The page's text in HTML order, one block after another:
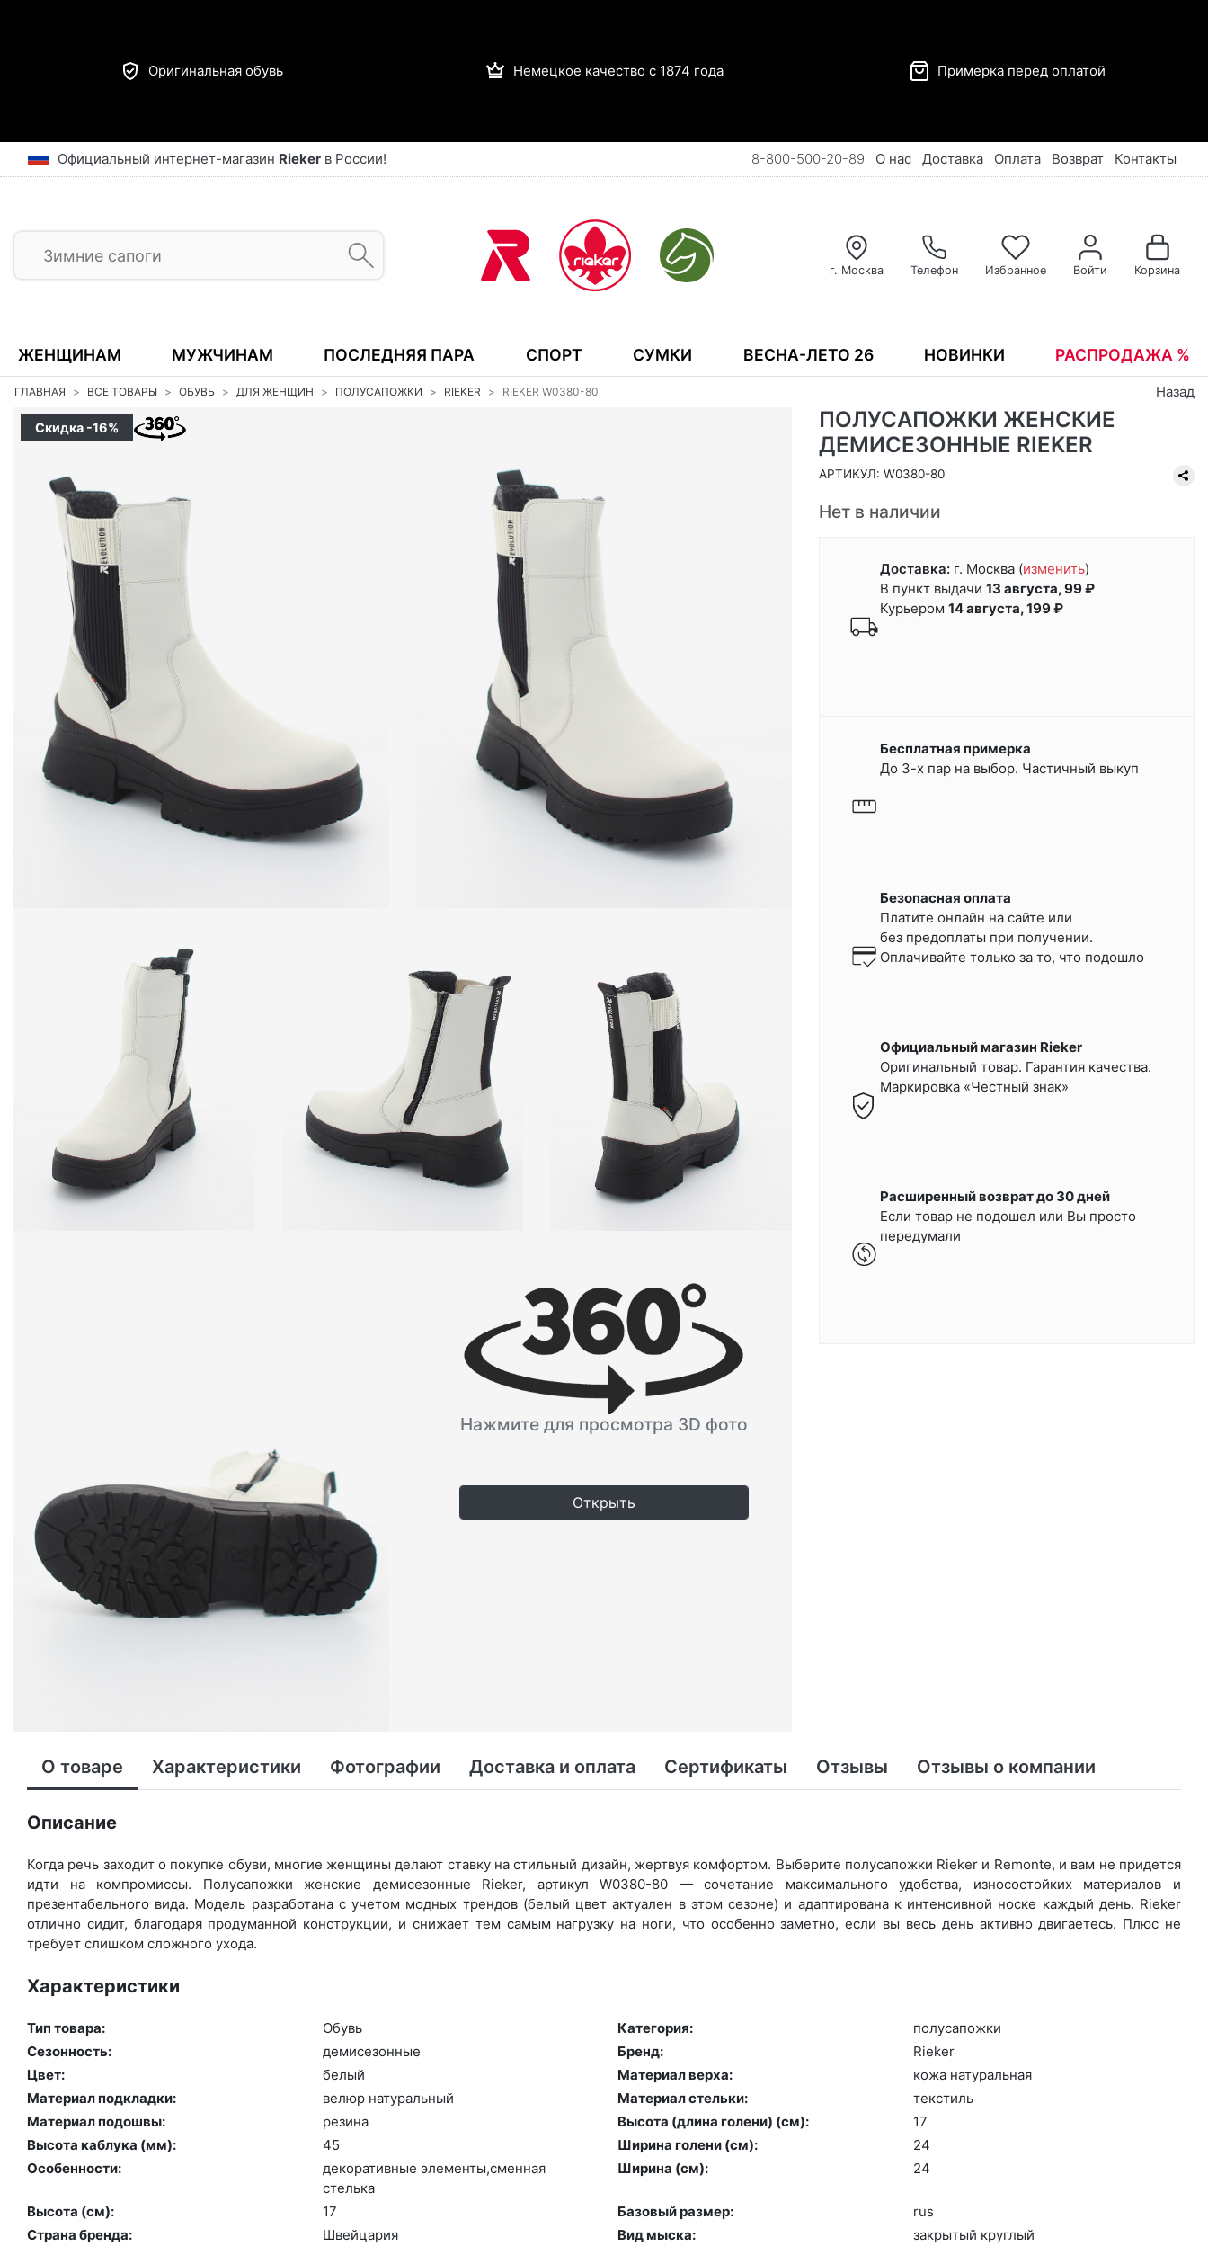
Оригинальная обувь Немецкое качество с 1874 года Примерка перед оплатой
Официальный интернет-магазин Rieker в России! 8-800-500-20-89 О нас Доставка Оплата Возврат Контакты
г. Москва Телефон Избранное Войти Корзина
ЖЕНЩИНАМ МУЖЧИНАМ ПОСЛЕДНЯЯ ПАРА СПОРТ СУМКИ ВЕСНА-ЛЕТО 26 НОВИНКИ РАСПРОДАЖА %
ГЛАВНАЯ ВСЕ ТОВАРЫ ОБУВЬ ДЛЯ ЖЕНЩИН ПОЛУСАПОЖКИ RIEKER RIEKER W0380-80 Назад
Скидка -16%
Нажмите для просмотра 3D фото
Открыть
ПОЛУСАПОЖКИ ЖЕНСКИЕ
ДЕМИСЕЗОННЫЕ RIEKER
АРТИКУЛ: W0380-80
Нет в наличии
Доставка: г. Москва (изменить)
В пункт выдачи 13 августа, 99 ₽
Курьером 14 августа, 199 ₽
Бесплатная примерка
До 3-х пар на выбор. Частичный выкуп
Безопасная оплата
Платите онлайн на сайте или
без предоплаты при получении.
Оплачивайте только за то, что подошло
Официальный магазин Rieker
Оригинальный товар. Гарантия качества.
Маркировка «Честный знак»
Расширенный возврат до 30 дней
Если товар не подошел или Вы просто
передумали
О товаре Характеристики Фотографии Доставка и оплата Сертификаты Отзывы Отзывы о компании
Описание
Когда речь заходит о покупке обуви, многие женщины делают ставку на стильный дизайн, жертвуя комфортом. Выберите по­луса­пож­ки Rieker и Remonte, и вам не придется
идти на компромиссы. Полусапожки женские демисезонные Rieker, артикул W0380-80 — сочетание максимального удобства, износостойких материалов и
презентабельного вида. Модель разработана с учетом модных трендов (бе­лый цвет актуален в этом сезоне) и адаптирована к интенсивной носке каждый день. Ri­eker
отлично сидит, благодаря продуманной конструкции, и снижает тем самым нагрузку на ноги, что особенно заметно, если вы весь день активно двигаетесь. Плюс не
требует слишком сложного ухода.
Характеристики
Тип товара: Обувь Категория:
по­луса­пож­ки
Сезонность:
де­мисе­зон­ные Бренд:
Ri­eker
Цвет:
бе­лый Материал верха:
ко­жа на­тураль­ная
Материал подкладки:
ве­люр на­тураль­ный Материал стельки:
текс­тиль
Материал подошвы:
ре­зина Высота (длина голени) (cм):
17
Высота каблука (мм):
45 Ширина голени (см):
24
Особенности:
де­кора­тив­ные эле­мен­ты,смен­ная
стель­ка
Ширина (см): 24
Высота (cм): 17 Базовый размер:
rus
Страна бренда:
Швей­ца­рия Вид мыска:
зак­ры­тый круг­лый